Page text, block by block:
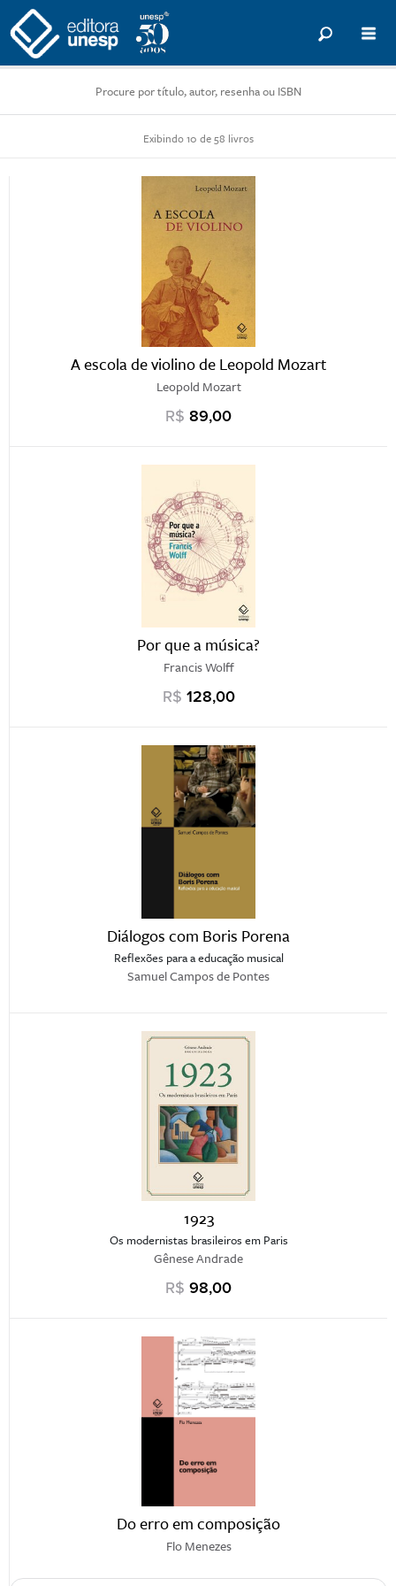
Exibindo 10 de 58 livros
A escola de violino de Leopold Mozart
Leopold Mozart
R$ 89,00
Por que a música?
Francis Wolff
R$ 128,00
Diálogos com Boris Porena
Reflexões para a educação musical
Samuel Campos de Pontes
1923
Os modernistas brasileiros em Paris
Gênese Andrade
R$ 98,00
Do erro em composição
Flo Menezes